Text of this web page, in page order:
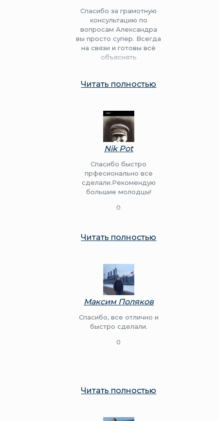
результат и вот тех
условия у нас на руках!
Огромная
благодарность вам!
0
Спасибо за грамотную
консультацию по
вопросам Александра
вы просто супер. Всегда
на связи и готовы всё
объяснять
Читать полностью
Nik Pot
Спасибо быстро
прфесионально все
сделали.Рекомендую
большие молодцы!
0
Читать полностью
Максим Поляков
Спасибо, все отлично и
быстро сделали.
0
Читать полностью